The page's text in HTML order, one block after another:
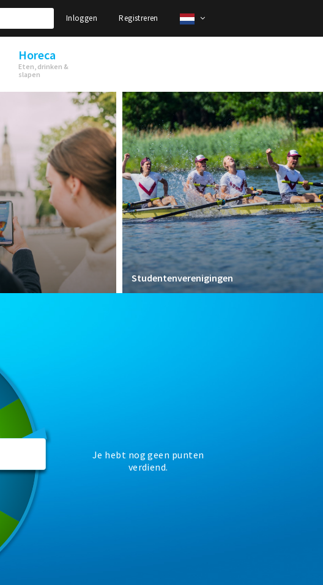
Inloggen Registreren
Horeca
Eten, drinken &
slapen
Studentenverenigingen
Je hebt nog geen punten
verdiend.